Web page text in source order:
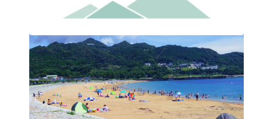
那智海水浴場